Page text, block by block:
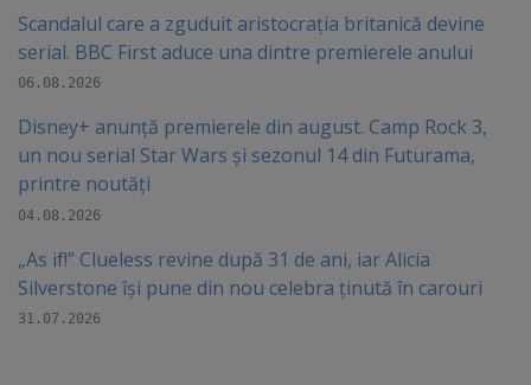
Scandalul care a zguduit aristocrația britanică devine
serial. BBC First aduce una dintre premierele anului
06.08.2026
Disney+ anunță premierele din august. Camp Rock 3,
un nou serial Star Wars și sezonul 14 din Futurama,
printre noutăți
04.08.2026
„As if!” Clueless revine după 31 de ani, iar Alicia
Silverstone își pune din nou celebra ținută în carouri
31.07.2026